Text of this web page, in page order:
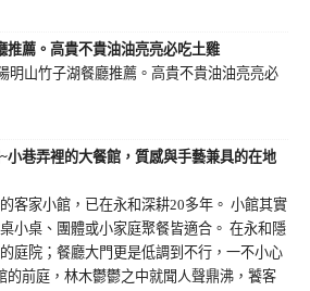
推薦。高貴不貴油油亮亮必吃土雞
明山竹子湖餐廳推薦。高貴不貴油油亮亮必
小巷弄裡的大餐館，質感與手藝兼具的在地
客家小館，已在永和深耕20多年。 小館其實
小桌、團體或小家庭聚餐皆適合。 在永和隱
庭院；餐廳大門更是低調到不行，一不小心
的前庭，林木鬱鬱之中就聞人聲鼎沸，饕客